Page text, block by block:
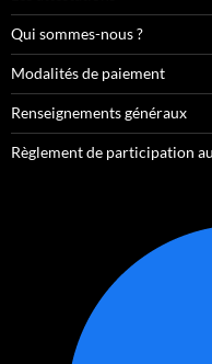
Qui sommes-nous ?
Modalités de paiement
Renseignements généraux
Règlement de participation